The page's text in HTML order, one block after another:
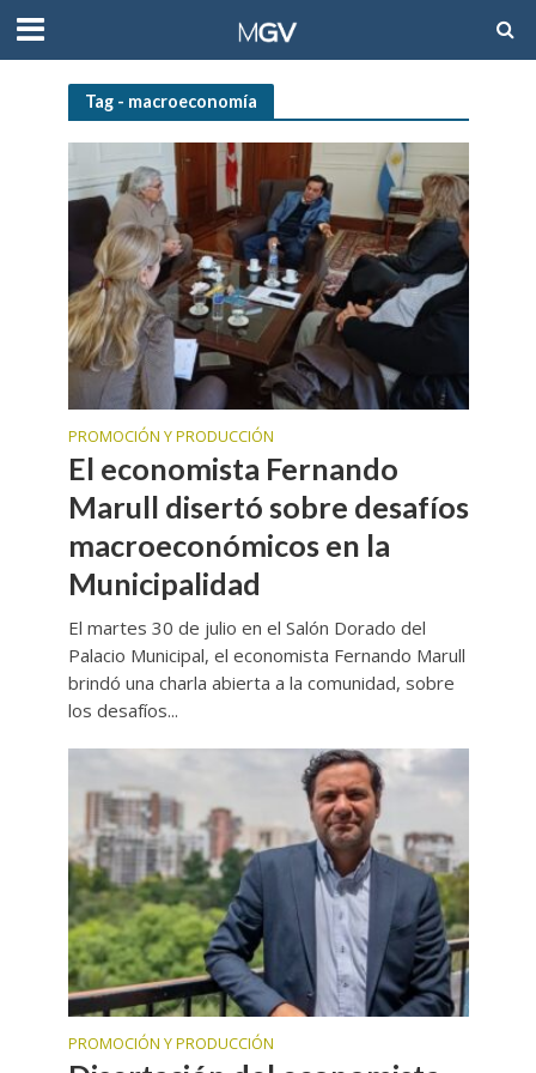
Tag - macroeconomía
PROMOCIÓN Y PRODUCCIÓN
El economista Fernando
Marull disertó sobre desafíos
macroeconómicos en la
Municipalidad
El martes 30 de julio en el Salón Dorado del
Palacio Municipal, el economista Fernando Marull
brindó una charla abierta a la comunidad, sobre
los desafíos...
PROMOCIÓN Y PRODUCCIÓN